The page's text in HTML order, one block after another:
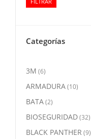
mínimo
máximo
Categorías
3M (6)
ARMADURA(10)
BATA(2)
BIOSEGURIDAD(32)
BLACK PANTHER (9)